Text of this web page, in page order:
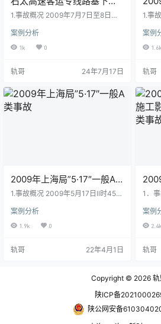
工程质量一般事故
1.事故概况 2009年7月7日至8日，
“石太客运专线”发生了路基下沉事
故，由于连日普降暴雨，事故发生
基下沉严重，最大下沉分别达到64.
致多趟北京至太原的动车组限速运
行晚点，严重影响了铁路正常运输
秩序，危及列车运行安全。铁道部
案例分析
1k 0
轨哥 24年7月17日
A类
1.事
车间
子成
8处
亡。
日
驿机
长饶
案例
1.6k
轨哥
2009年上海局”5·17″一般A
类事故
1.事故概况 2009年5月17日ll时45
京沪上行线K1312+950处，撞上作
业结束后沿路肩行走返回驻地的作
业人员停车，造成2人死亡、3人受
查情况 2009年5月17日，凤阳县劳
工留在线路边的余土，分别由安徽
称安徽天地达工程公司)施…
案例分析
1.9k 0
轨哥 22年4月1日
施
1．
进行
《铁
和《
定，
电务
号岔
形，
案例
2.4k
轨哥
Copyright © 2026 轨
陕ICP备
陕公网安备